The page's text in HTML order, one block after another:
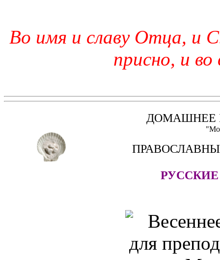
Во имя и славу Отца, и
присно, и во
ДОМАШНЕЕ